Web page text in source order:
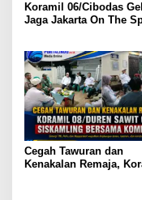
Koramil 06/Cibodas
Jaga Jakarta On The
Cegah Tawuran dan
Kenakalan Remaja,